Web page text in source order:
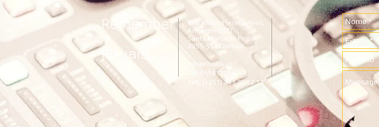
Remember
by
Rituais
Rua Álvaro Ferreira Alves,
Armazém 50 D
Santa Marta do Pinhal,
2855-591 Corroios
info@rituais.pt
Tel: 919412954
Telf. (+351) 211 36 12 13